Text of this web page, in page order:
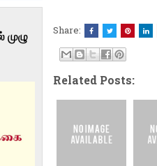
Share:
Related Posts:
முழு